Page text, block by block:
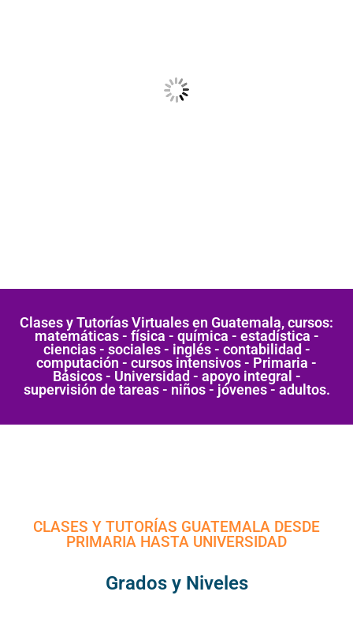
Clases y Tutorías Virtuales en Guatemala, cursos:
matemáticas - física - química - estadística -
ciencias - sociales - inglés - contabilidad -
computación - cursos intensivos - Primaria -
Básicos - Universidad - apoyo integral -
supervisión de tareas - niños - jóvenes - adultos.
CLASES Y TUTORÍAS GUATEMALA DESDE
PRIMARIA HASTA UNIVERSIDAD
Grados y Niveles